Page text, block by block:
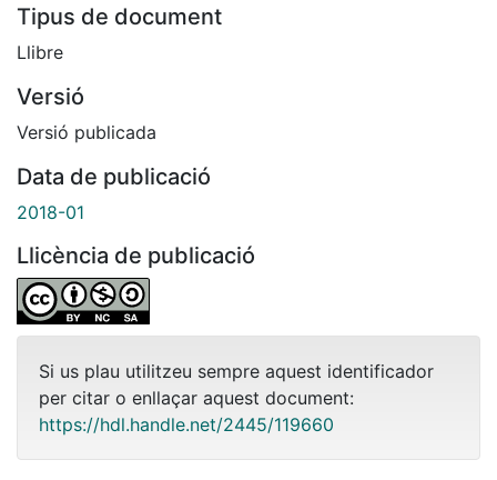
Tipus de document
Llibre
Versió
Versió publicada
Data de publicació
2018-01
Llicència de publicació
Si us plau utilitzeu sempre aquest identificador
per citar o enllaçar aquest document:
https://hdl.handle.net/2445/119660